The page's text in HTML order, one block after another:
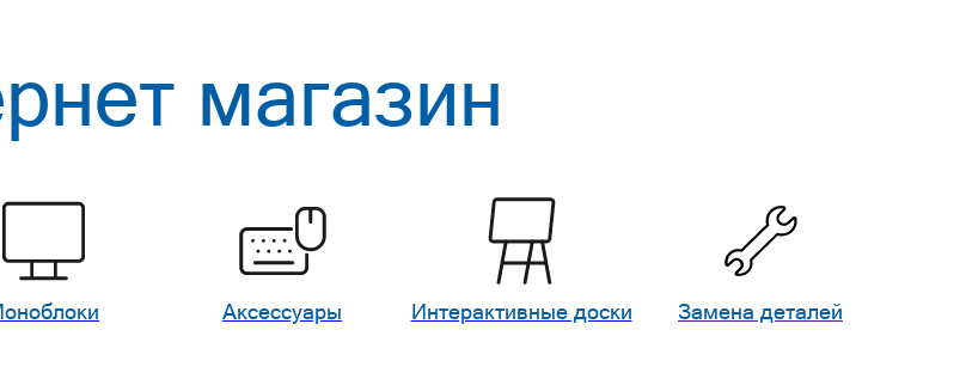
магазин
Аксессуары Интерактивные доски Замена деталей